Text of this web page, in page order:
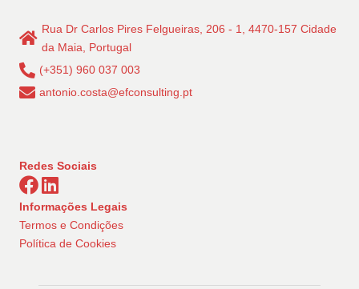
Rua Dr Carlos Pires Felgueiras, 206 - 1, 4470-157 Cidade
da Maia, Portugal
(+351) 960 037 003
antonio.costa@efconsulting.pt
Redes Sociais
Informações Legais
Termos e Condições
Política de Cookies